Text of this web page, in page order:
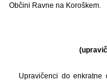
Občini Ravne na Koroškem.
Upravičenci do